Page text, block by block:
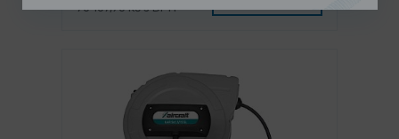
70 167,90 Kč s DPH